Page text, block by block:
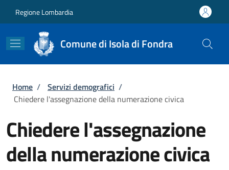
Regione Lombardia
Comune di Isola di Fondra
Briciole di pane
Home / Servizi demografici /
Chiedere l'assegnazione della numerazione civica
Chiedere l'assegnazione
della numerazione civica